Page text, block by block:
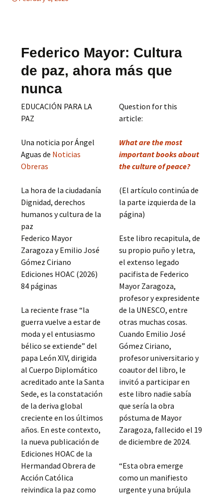
Federico Mayor: Cultura
de paz, ahora más que
nunca
EDUCACIÓN PARA LA
PAZ
Una noticia por Ángel
Aguas de Noticias
Obreras
La hora de la ciudadanía
Dignidad, derechos
humanos y cultura de la
paz
Federico Mayor
Zaragoza y Emilio José
Gómez Ciriano
Ediciones HOAC (2026)
84 páginas
La reciente frase “la
guerra vuelve a estar de
moda y el entusiasmo
bélico se extiende” del
papa León XIV, dirigida
al Cuerpo Diplomático
acreditado ante la Santa
Sede, es la constatación
de la deriva global
creciente en los últimos
años. En este contexto,
la nueva publicación de
Ediciones HOAC de la
Hermandad Obrera de
Acción Católica
reivindica la paz como
Question for this
article:
What are the most
important books about
the culture of peace?
(El artículo continúa de
la parte izquierda de la
página)
Este libro recapitula, de
su propio puño y letra,
el extenso legado
pacifista de Federico
Mayor Zaragoza,
profesor y expresidente
de la UNESCO, entre
otras muchas cosas.
Cuando Emilio José
Gómez Ciriano,
profesor universitario y
coautor del libro, le
invitó a participar en
este libro nadie sabía
que sería la obra
póstuma de Mayor
Zaragoza, fallecido el 19
de diciembre de 2024.
“Esta obra emerge
como un manifiesto
urgente y una brújula